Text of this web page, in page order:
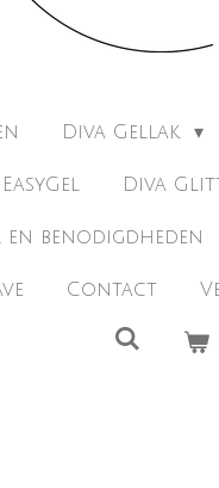
Diva Gellak
Diva
benodigdheden
Contact